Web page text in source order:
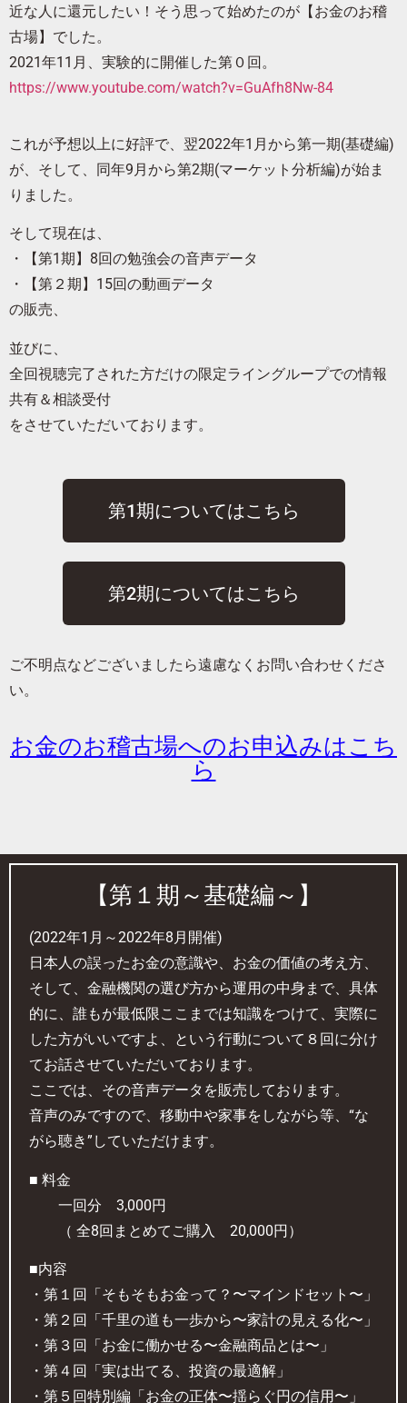
近な人に還元したい！そう思って始めたのが【お金のお稽
古場】でした。
2021年11月、実験的に開催した第０回。
https://www.youtube.com/watch?v=GuAfh8Nw-84
これが予想以上に好評で、翌2022年1月から第一期(基礎編)
が、そして、同年9月から第2期(マーケット分析編)が始ま
りました。
そして現在は、
・【第1期】8回の勉強会の音声データ
・【第２期】15回の動画データ
の販売、
並びに、
全回視聴完了された方だけの限定ライングループでの情報
共有＆相談受付
をさせていただいております。
第1期についてはこちら
第2期についてはこちら
ご不明点などございましたら遠慮なくお問い合わせくださ
い。
お金のお稽古場へのお申込みはこち
ら
【第１期～基礎編～】
(2022年1月～2022年8月開催)
日本人の誤ったお金の意識や、お金の価値の考え方、
そして、金融機関の選び方から運用の中身まで、具体
的に、誰もが最低限ここまでは知識をつけて、実際に
した方がいいですよ、という行動について８回に分け
てお話させていただいております。
ここでは、その音声データを販売しております。
音声のみですので、移動中や家事をしながら等、“な
がら聴き”していただけます。
■ 料金
一回分 3,000円
（ 全8回まとめてご購入 20,000円）
■内容
・第１回「そもそもお金って？〜マインドセット〜」
・第２回「千里の道も一歩から〜家計の見える化〜」
・第３回「お金に働かせる〜金融商品とは〜」
・第４回「実は出てる、投資の最適解」
・第５回特別編「お金の正体〜揺らぐ円の信用〜」